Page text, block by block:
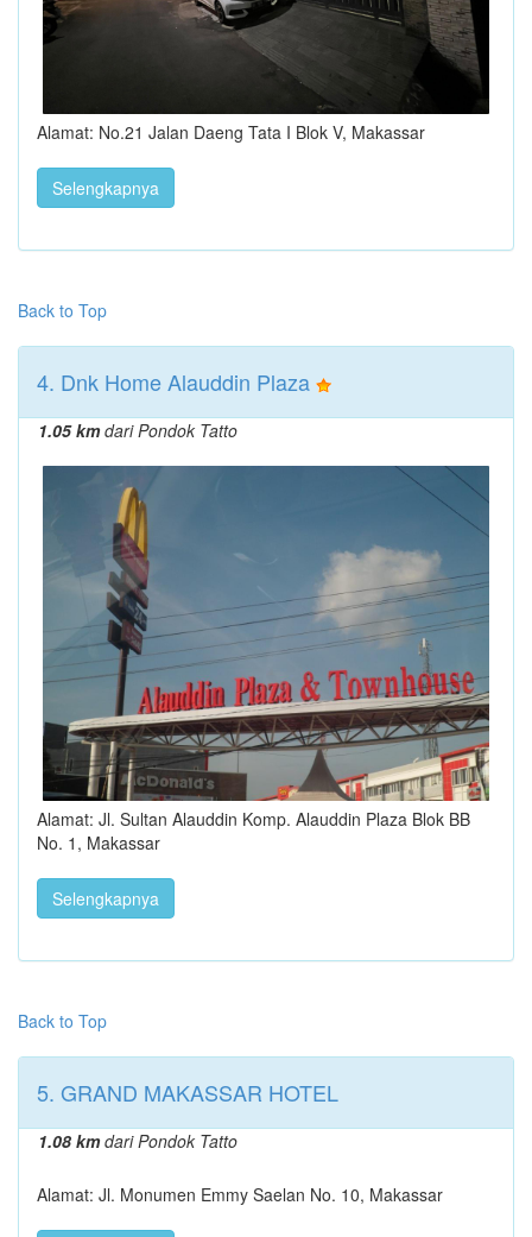
Alamat: No.21 Jalan Daeng Tata I Blok V, Makassar
Selengkapnya
Back to Top
4. Dnk Home Alauddin Plaza
1.05 kmdari Pondok Tatto
Alamat: Jl. Sultan Alauddin Komp. Alauddin Plaza Blok BB
No. 1, Makassar
Selengkapnya
Back to Top
5. GRAND MAKASSAR HOTEL
1.08 kmdari Pondok Tatto
Alamat: Jl. Monumen Emmy Saelan No. 10, Makassar